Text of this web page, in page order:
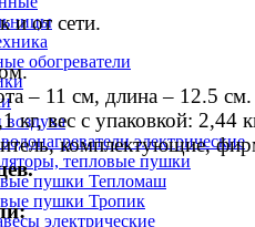
обогреватели
электрические
тепловые пушки
пушки Тепломаш
пушки Тропик
электрические
и от сети.
– 11 см, длина – 12.5 см.
кг, вес с упаковкой: 2,44
комплектующие,